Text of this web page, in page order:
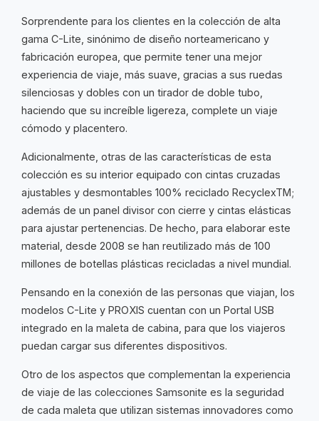
Sorprendente para los clientes en la colección de alta
gama C-Lite, sinónimo de diseño norteamericano y
fabricación europea, que permite tener una mejor
experiencia de viaje, más suave, gracias a sus ruedas
silenciosas y dobles con un tirador de doble tubo,
haciendo que su increíble ligereza, complete un viaje
cómodo y placentero.
Adicionalmente, otras de las características de esta
colección es su interior equipado con cintas cruzadas
ajustables y desmontables 100% reciclado RecyclexTM;
además de un panel divisor con cierre y cintas elásticas
para ajustar pertenencias. De hecho, para elaborar este
material, desde 2008 se han reutilizado más de 100
millones de botellas plásticas recicladas a nivel mundial.
Pensando en la conexión de las personas que viajan, los
modelos C-Lite y PROXIS cuentan con un Portal USB
integrado en la maleta de cabina, para que los viajeros
puedan cargar sus diferentes dispositivos.
Otro de los aspectos que complementan la experiencia
de viaje de las colecciones Samsonite es la seguridad
de cada maleta que utilizan sistemas innovadores como